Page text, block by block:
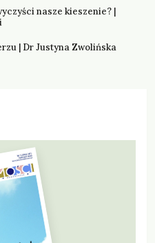
nasze kieszenie? |
| Dr Justyna Zwolińska